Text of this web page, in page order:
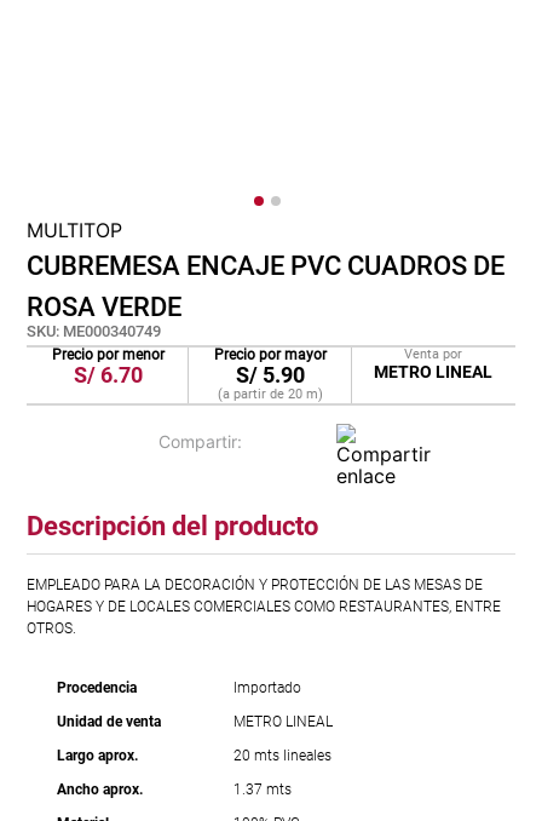
MULTITOP
CUBREMESA ENCAJE PVC CUADROS DE
ROSA VERDE
SKU: ME000340749
Precio por menor
S/6.70
Precio por mayor
S/ 5.90
(a partir de 20 m)
Venta por
METRO LINEAL
Descripción del producto
EMPLEADO PARA LA DECORACIÓN Y PROTECCIÓN DE LAS MESAS DE
HOGARES Y DE LOCALES COMERCIALES COMO RESTAURANTES, ENTRE
OTROS.
Procedencia
Importado
Unidad de venta
METRO LINEAL
Largo aprox.
20 mts lineales
Ancho aprox.
1.37 mts